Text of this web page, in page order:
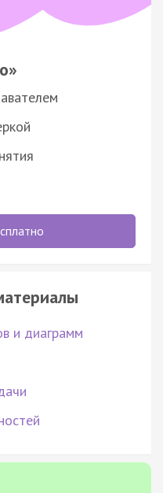
и диаграмм